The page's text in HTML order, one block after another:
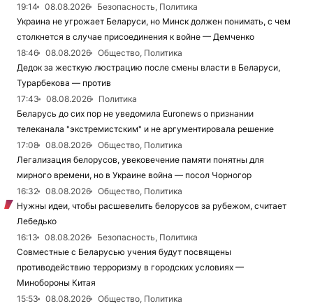
19:14
08.08.2026
Безопасность, Политика
Украина не угрожает Беларуси, но Минск должен понимать, с чем
столкнется в случае присоединения к войне — Демченко
18:46
08.08.2026
Общество, Политика
Дедок за жесткую люстрацию после смены власти в Беларуси,
Турарбекова — против
17:43
08.08.2026
Политика
Беларусь до сих пор не уведомила Euronews о признании
телеканала "экстремистским" и не аргументировала решение
17:08
08.08.2026
Общество, Политика
Легализация белорусов, увековечение памяти понятны для
мирного времени, но в Украине война — посол Чорногор
16:32
08.08.2026
Общество, Политика
Нужны идеи, чтобы расшевелить белорусов за рубежом, считает
Лебедько
16:13
08.08.2026
Безопасность, Политика
Совместные с Беларусью учения будут посвящены
противодействию терроризму в городских условиях —
Минобороны Китая
15:53
08.08.2026
Общество, Политика